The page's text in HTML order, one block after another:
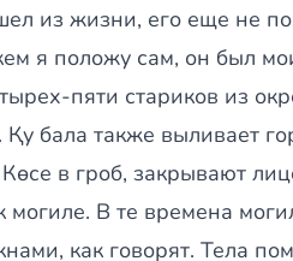
из жизни, его еще не
я положу сам, он был
пяти стариков из
бала также выливает
в гроб, закрывают
могиле. В те времена
как говорят. Тела